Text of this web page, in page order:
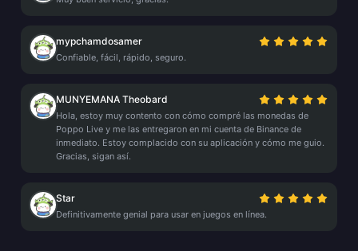
mypchamdosamer
Confiable, fácil, rápido, seguro.
MUNYEMANA Theobard
Hola, estoy muy contento con cómo compré las monedas de
Poppo Live y me las entregaron en mi cuenta de Binance de
inmediato. Estoy complacido con su aplicación y cómo me guio.
Gracias, sigan así.
Star
Definitivamente genial para usar en juegos en línea.